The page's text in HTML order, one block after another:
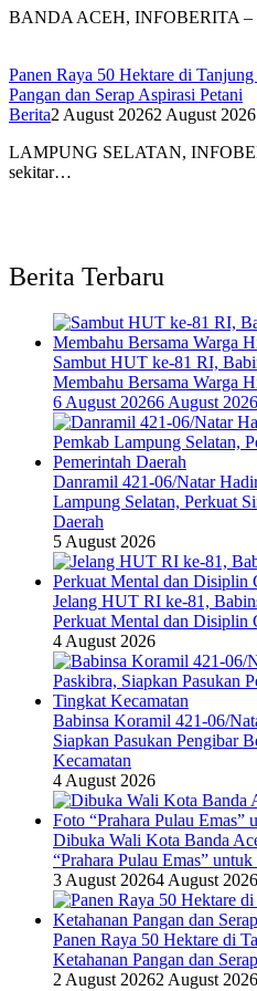
BANDA ACEH, INFOBERITA –
Panen Raya 50 Hektare di
Pangan dan Serap Aspirasi Petani
Berita2 August 20262 August 2026
LAMPUNG SELATAN,
sekitar…
Berita Terbaru
Sambut HUT ke-81 RI,
Membahu Bersama Warga
6 August 20266 August 2026
Danramil 421-06/Natar
Lampung Selatan, Perkuat
Daerah
5 August 2026
Jelang HUT RI ke-81,
Perkuat Mental dan Disiplin
4 August 2026
Babinsa Koramil 421-06/
Siapkan Pasukan Pengibar
Kecamatan
4 August 2026
Dibuka Wali Kota Banda
“Prahara Pulau Emas”
3 August 20264 August 2026
Panen Raya 50 Hektare di
Ketahanan Pangan dan
2 August 20262 August 2026